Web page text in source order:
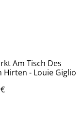
Am Tisch Des
Hirten - Louie Giglio